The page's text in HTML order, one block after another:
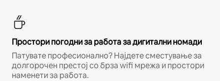
Простори погодни за работа за дигитални номади
Патувате професионално? Најдете сместување за
долгорочен престој со брза wifi мрежа и простори
наменети за работа.